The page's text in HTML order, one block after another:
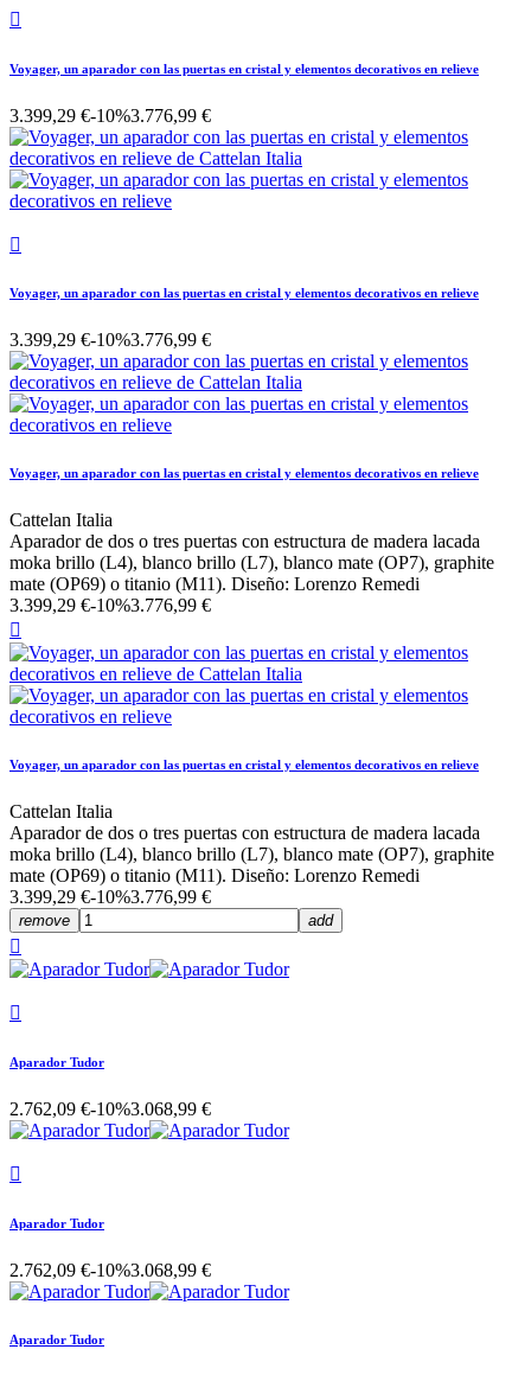

Voyager, un aparador con las puertas en cristal y elementos decorativos en relieve
3.399,29 €-10%3.776,99 €

Voyager, un aparador con las puertas en cristal y elementos decorativos en relieve
3.399,29 €-10%3.776,99 €
Voyager, un aparador con las puertas en cristal y elementos decorativos en relieve
Cattelan Italia
Aparador de dos o tres puertas con estructura de madera lacada
moka brillo (L4), blanco brillo (L7), blanco mate (OP7), graphite
mate (OP69) o titanio (M11). Diseño: Lorenzo Remedi
3.399,29 €-10%3.776,99 €

Voyager, un aparador con las puertas en cristal y elementos decorativos en relieve
Cattelan Italia
Aparador de dos o tres puertas con estructura de madera lacada
moka brillo (L4), blanco brillo (L7), blanco mate (OP7), graphite
mate (OP69) o titanio (M11). Diseño: Lorenzo Remedi
3.399,29 €-10%3.776,99 €
remove add


Aparador Tudor
2.762,09 €-10%3.068,99 €

Aparador Tudor
2.762,09 €-10%3.068,99 €
Aparador Tudor